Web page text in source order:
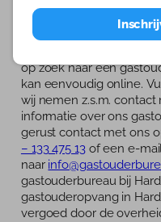
Wij hebben een groot
gastouderopvang in
op zoek naar een
kan eenvoudig online.
wij nemen z.s.m.
informatie over ons
gerust contact met ons
– 133 475 13of een e-
naar
gastouderbureau bij
gastouderopvang in
vergoed door de